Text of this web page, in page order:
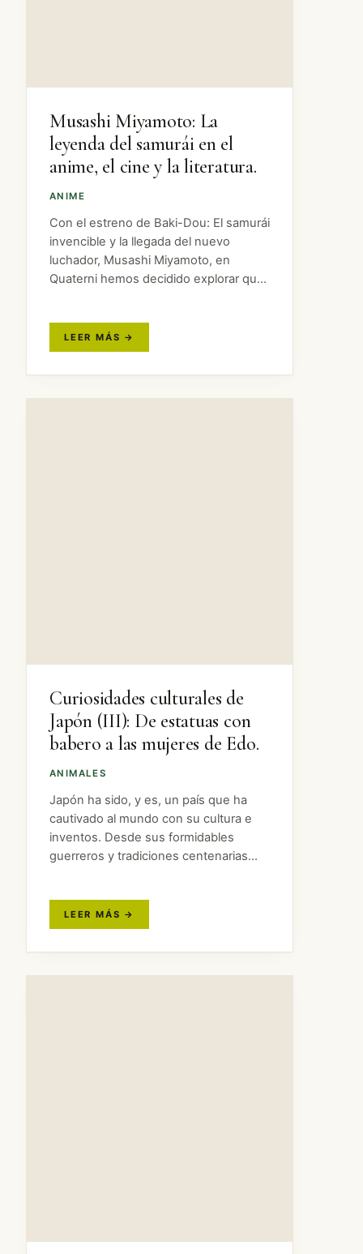
ANIME
Musashi Miyamoto: La
leyenda del samurái en el
anime, el cine y la literatura.
Con el estreno de Baki-Dou: El samurái
invencible y la llegada del nuevo
luchador, Musashi Miyamoto, en
Quaterni hemos decidido explorar qué
interpretado. Su vida Niñez y juventud:
…
ANIMALES
Curiosidades culturales de
Japón (III): De estatuas con
babero a las mujeres de Edo.
Japón ha sido, y es, un país que ha
cautivado al mundo con su cultura e
inventos. Desde sus formidables
guerreros y tradiciones centenarias
más que…